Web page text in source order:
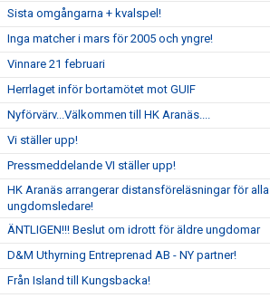
Sista omgångarna + kvalspel!
Inga matcher i mars för 2005 och yngre!
Vinnare 21 februari
Herrlaget inför bortamötet mot GUIF
Nyförvärv...Välkommen till HK Aranäs....
Vi ställer upp!
Pressmeddelande VI ställer upp!
HK Aranäs arrangerar distansföreläsningar för alla
ungdomsledare!
ÄNTLIGEN!!! Beslut om idrott för äldre ungdomar
D&M Uthyrning Entreprenad AB - NY partner!
Från Island till Kungsbacka!